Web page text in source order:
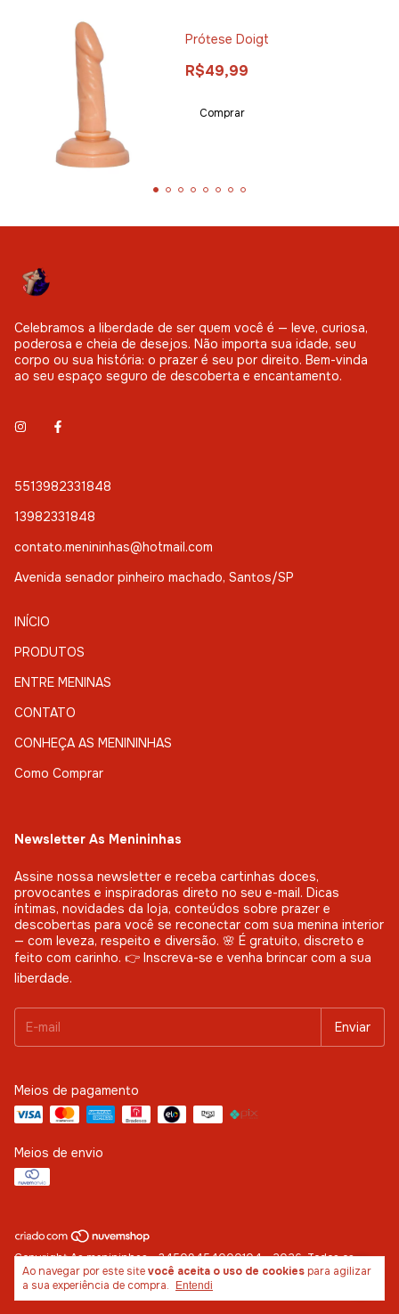
Ao navegar por este sitevocê aceita o uso de cookies para agilizar
a sua experiência de compra.
Entendi
Prótese Doigt
R$49,99
Celebramos a liberdade de ser quem você é — leve, curiosa,
poderosa e cheia de desejos. Não importa sua idade, seu
corpo ou sua história: o prazer é seu por direito. Bem-vinda
ao seu espaço seguro de descoberta e encantamento.
5513982331848
13982331848
contato.menininhas@hotmail.com
Avenida senador pinheiro machado, Santos/SP
INÍCIO
PRODUTOS
ENTRE MENINAS
CONTATO
CONHEÇA AS MENININHAS
Como Comprar
Newsletter As Menininhas
Assine nossa newsletter e receba cartinhas doces,
provocantes e inspiradoras direto no seu e-mail. Dicas
íntimas, novidades da loja, conteúdos sobre prazer e
descobertas para você se reconectar com sua menina interior
— com leveza, respeito e diversão. 🌸 É gratuito, discreto e
feito com carinho. 👉 Inscreva-se e venha brincar com a sua
liberdade.
Meios de pagamento
Meios de envio
Copyright As menininhas - 34509454000104 - 2026. Todos os
direitos reservados.